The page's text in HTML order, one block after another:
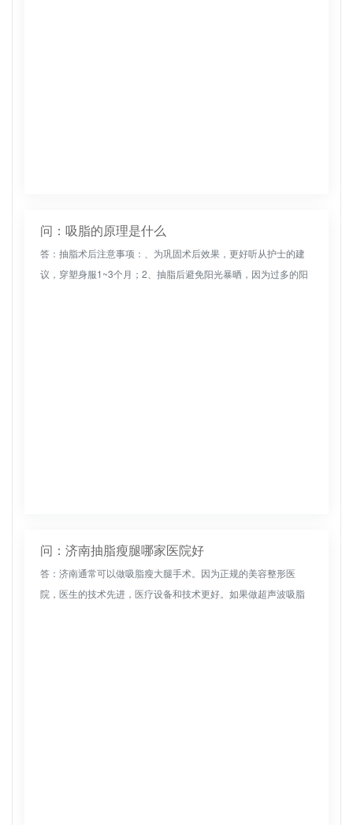
问：吸脂的原理是什么
答：抽脂术后注意事项：、为巩固术后效果，更好听从护士的建
议，穿塑身服1~3个月；2、抽脂后避免阳光暴晒，因为过多的阳
问：济南抽脂瘦腿哪家医院好
答：济南通常可以做吸脂瘦大腿手术。因为正规的美容整形医
院，医生的技术先进，医疗设备和技术更好。如果做超声波吸脂